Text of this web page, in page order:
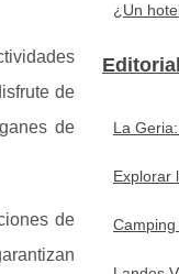
de
de
de
¿Un
Editorial
La
Explorar
Camping